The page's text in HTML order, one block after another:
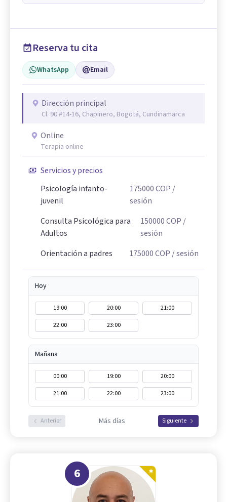
Reserva tu cita
WhatsApp Email
Dirección principal
Cl. 90 #14-16, Chapinero, Bogotá, Cundinamarca
Online
Terapia online
Servicios y precios
Psicología infanto-
juvenil
175000COP /
sesión
Consulta Psicológica para
Adultos
150000COP /
sesión
Orientación a padres
175000COP / sesión
Hoy
19:00 20:00
21:00
22:00
23:00
Mañana
00:00 19:00
20:00
21:00
22:00 23:00
Anterior Más días Siguiente
6